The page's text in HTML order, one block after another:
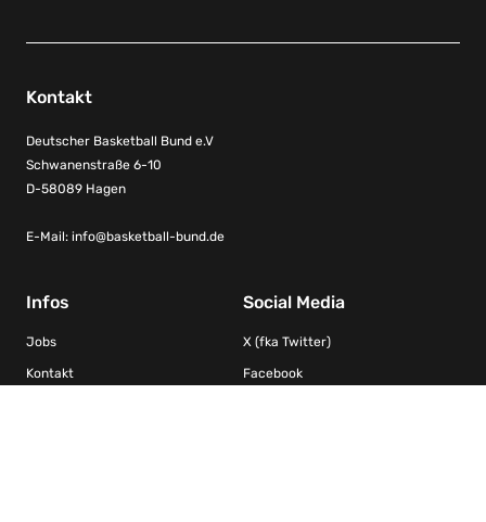
Kontakt
Deutscher Basketball Bund e.V
Schwanenstraße 6-10
D-58089 Hagen
E-Mail: info@basketball-bund.de
Infos
Jobs
Kontakt
Social Media
X (fka Twitter)
Facebook